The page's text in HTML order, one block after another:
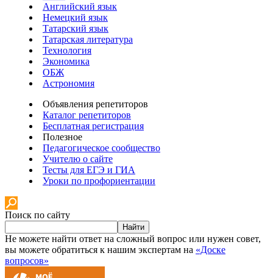
Английский язык
Немецкий язык
Татарский язык
Татарская литература
Технология
Экономика
ОБЖ
Астрономия
Объявления репетиторов
Каталог репетиторов
Бесплатная регистрация
Полезное
Педагогическое сообщество
Учителю о сайте
Тесты для ЕГЭ и ГИА
Уроки по профориентации
Поиск по сайту
Найти
Не можете найти ответ на сложный вопрос или нужен совет,
вы можете обратиться к нашим экспертам на «Доске
вопросов»